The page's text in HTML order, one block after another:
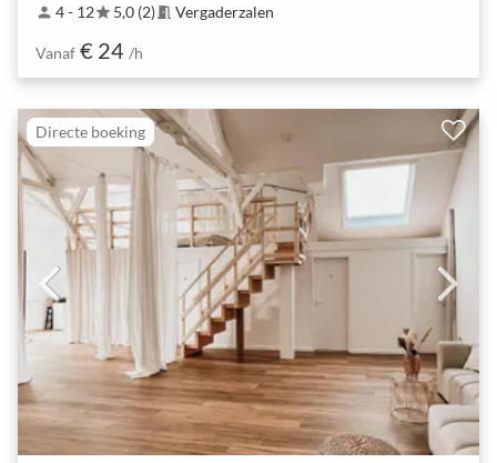
person 4 - 12star5,0 (2) meeting_room Vergaderzalen
Vanaf € 24 /h
Directe boeking